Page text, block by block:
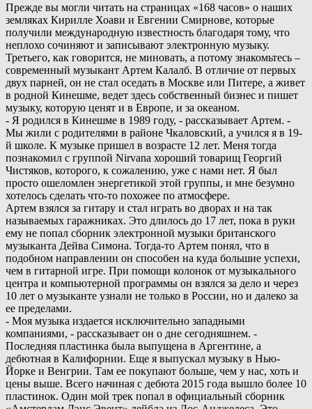
Прежде вы могли читать на страницах «168 часов» о наших
земляках Кирилле Хоави и Евгении Смирнове, которые
получили международную известность благодаря тому, что
неплохо сочиняют и записывают электронную музыку.
Третьего, как говорится, не миновать, а потому знакомьтесь –
современный музыкант Артем Калалб. В отличие от первых
двух парней, он не стал оседать в Москве или Питере, а живет
в родной Кинешме, ведет здесь собственный бизнес и пишет
музыку, которую ценят и в Европе, и за океаном.
- Я родился в Кинешме в 1989 году, - рассказывает Артем. -
Мы жили с родителями в районе Чкаловский, а учился я в 19-
й школе. К музыке пришел в возрасте 12 лет. Меня тогда
познакомил с группой Nirvana хороший товарищ Георгий
Чистяков, которого, к сожалению, уже с нами нет. Я был
просто ошеломлен энергетикой этой группы, и мне безумно
хотелось сделать что-то похожее по атмосфере.
Артем взялся за гитару и стал играть во дворах и на так
называемых гаражниках. Это длилось до 17 лет, пока в руки
ему не попал сборник электронной музыки британского
музыканта Дейва Симона. Тогда-то Артем понял, что в
подобном направлении он способен на куда большие успехи,
чем в гитарной игре. При помощи колонок от музыкального
центра и компьютерной программы он взялся за дело и через
10 лет о музыканте узнали не только в России, но и далеко за
ее пределами.
- Моя музыка издается исключительно западными
компаниями, - рассказывает он о дне сегодняшнем. -
Последняя пластинка была выпущена в Аргентине, а
дебютная в Калифорнии. Еще я выпускал музыку в Нью-
Йорке и Венгрии. Там ее покупают больше, чем у нас, хоть и
цены выше. Всего начиная с дебюта 2015 года вышло более 10
пластинок. Один мой трек попал в официальный сборник